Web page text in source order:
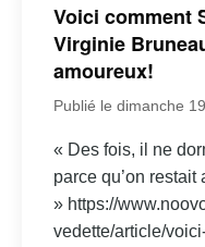
Voici comment
Virginie
amoureux!
Publié le dimanche
« Des fois, il ne
parce qu’on restait
» https://
vedette/article/